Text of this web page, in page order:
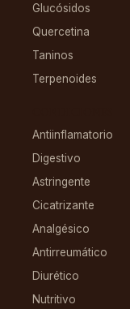
Glucósidos
Quercetina
Taninos
Terpenoides
Antiinflamatorio
Digestivo
Astringente
Cicatrizante
Analgésico
Antirreumático
Diurético
Nutritivo